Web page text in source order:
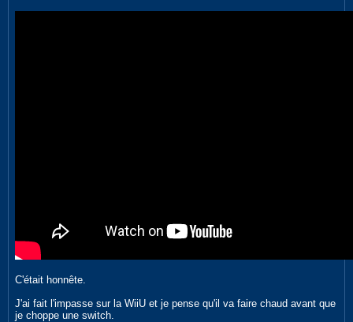
C'était honnête.
J'ai fait l'impasse sur la WiiU et je pense qu'il va faire chaud avant que
je choppe une switch.